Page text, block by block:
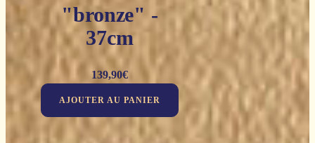
"bronze" -
37cm
139,90€
AJOUTER AU PANIER